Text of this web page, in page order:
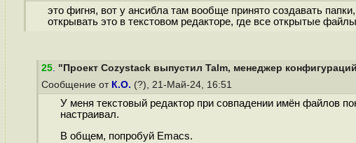
это фигня, вот у ансибла там вообще принято создавать
открывать это в текстовом редакторе, где все открытые
25. "Проект Cozystack выпустил Talm, менеджер
Сообщение от К.О. (?), 21-Май-24, 16:51
У меня текстовый редактор при совпадении имён файлов
настраивал.
В общем, попробуй Emacs.